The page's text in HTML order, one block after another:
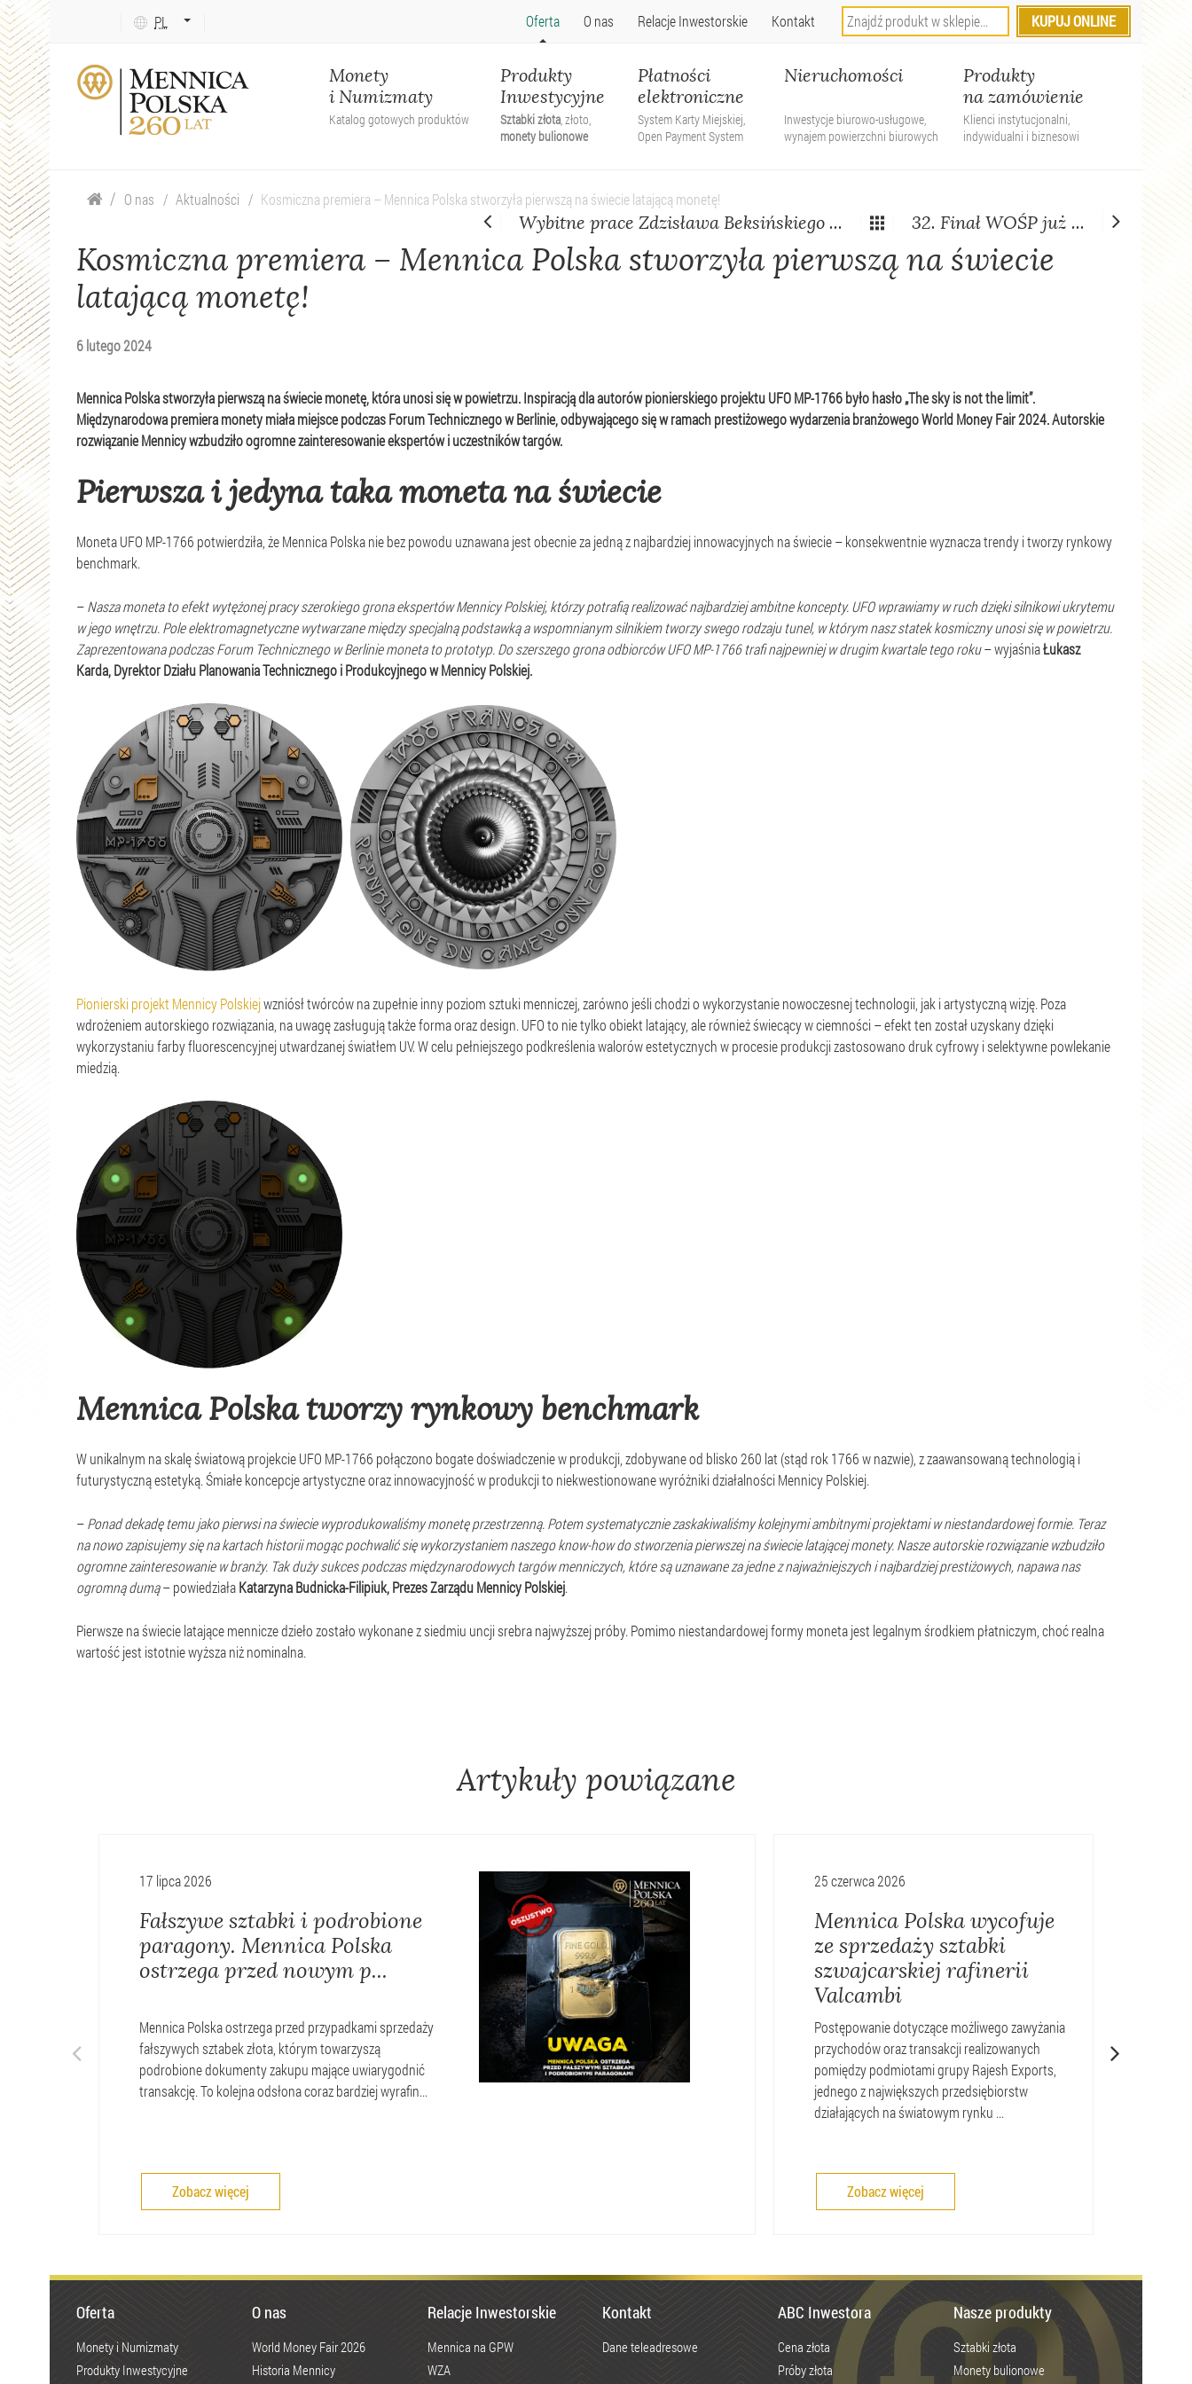
tekstu:PL Oferta
Monety
i Numizmaty
Katalog gotowych produktów
Produkty
Inwestycyjne
Sztabki złota, złoto,
monety bulionowe
Płatności
elektroniczne
System Karty Miejskiej,
Open Payment System
Nieruchomości
Inwestycje biurowo-usługowe,
wynajem powierzchni biurowych
Produkty
na zamówienie
Klienci instytucjonalni,
indywidualni i biznesowi
O nas Relacje Inwestorskie Kontakt
O nas Aktualności Kosmiczna premiera – Mennica Polska stworzyła pierwszą na świecie latającą monetę!
Kosmiczna premiera – Mennica Polska stworzyła pierwszą na świecie
latającą monetę!
6 lutego 2024
Mennica Polska stworzyła pierwszą na świecie monetę, która unosi się w powietrzu. Inspiracją dla autorów pionierskiego projektu UFO MP-1766 było hasło „The sky is not the limit”.
Międzynarodowa premiera monety miała miejsce podczas Forum Technicznego w Berlinie, odbywającego się w ramach prestiżowego wydarzenia branżowego World Money Fair 2024. Autorskie
rozwiązanie Mennicy wzbudziło ogromne zainteresowanie ekspertów i uczestników targów.
Pierwsza i jedyna taka moneta na świecie
Moneta UFO MP-1766 potwierdziła, że Mennica Polska nie bez powodu uznawana jest obecnie za jedną z najbardziej innowacyjnych na świecie – konsekwentnie wyznacza trendy i tworzy rynkowy
benchmark.
–Nasza moneta to efekt wytężonej pracy szerokiego grona ekspertów Mennicy Polskiej, którzy potrafią realizować najbardziej ambitne koncepty. UFO wprawiamy w ruch dzięki silnikowi ukrytemu
w jego wnętrzu. Pole elektromagnetyczne wytwarzane między specjalną podstawką a wspomnianym silnikiem tworzy swego rodzaju tunel, w którym nasz statek kosmiczny unosi się w powietrzu.
Zaprezentowana podczas Forum Technicznego w Berlinie moneta to prototyp. Do szerszego grona odbiorców UFO MP-1766 trafi najpewniej w drugim kwartale tego roku– wyjaśniaŁukasz
Karda, Dyrektor Działu Planowania Technicznego i Produkcyjnego w Mennicy Polskiej.
Pionierski projekt Mennicy Polskiejwzniósł twórców na zupełnie inny poziom sztuki menniczej, zarówno jeśli chodzi o wykorzystanie nowoczesnej technologii, jak i artystyczną wizję. Poza
wdrożeniem autorskiego rozwiązania, na uwagę zasługują także forma oraz design. UFO to nie tylko obiekt latający, ale również świecący w ciemności – efekt ten został uzyskany dzięki
wykorzystaniu farby fluorescencyjnej utwardzanej światłem UV. W celu pełniejszego podkreślenia walorów estetycznych w procesie produkcji zastosowano druk cyfrowy i selektywne powlekanie
miedzią.
Mennica Polska tworzy rynkowy benchmark
W unikalnym na skalę światową projekcie UFO MP-1766 połączono bogate doświadczenie w produkcji, zdobywane od blisko 260 lat (stąd rok 1766 w nazwie), z zaawansowaną technologią i
futurystyczną estetyką. Śmiałe koncepcje artystyczne oraz innowacyjność w produkcji to niekwestionowane wyróżniki działalności Mennicy Polskiej.
–Ponad dekadę temu jako pierwsi na świecie wyprodukowaliśmy monetę przestrzenną. Potem systematycznie zaskakiwaliśmy kolejnymi ambitnymi projektami w niestandardowej formie. Teraz
na nowo zapisujemy się na kartach historii mogąc pochwalić się wykorzystaniem naszego know-how do stworzenia pierwszej na świecie latającej monety. Nasze autorskie rozwiązanie wzbudziło
ogromne zainteresowanie w branży. Tak duży sukces podczas międzynarodowych targów menniczych, które są uznawane za jedne z najważniejszych i najbardziej prestiżowych, napawa nas
ogromną dumą– powiedziałaKatarzyna Budnicka-Filipiuk, Prezes Zarządu Mennicy Polskiej.
Pierwsze na świecie latające mennicze dzieło zostało wykonane z siedmiu uncji srebra najwyższej próby. Pomimo niestandardowej formy moneta jest legalnym środkiem płatniczym, choć realna
wartość jest istotnie wyższa niż nominalna.
Wybitne prace Zdzisława Beksińskiego ... 32. Finał WOŚP już ...
Artykuły powiązane
17 lipca 2026
Fałszywe sztabki i podrobione
paragony. Mennica Polska
ostrzega przed nowym p...
Mennica Polska ostrzega przed przypadkami sprzedaży
fałszywych sztabek złota, którym towarzyszą
podrobione dokumenty zakupu mające uwiarygodnić
transakcję. To kolejna odsłona coraz bardziej wyrafin...
w
metale
szlachetne.
Zobacz więcej
25 czerwca 2026
Mennica Polska wycofuje
ze sprzedaży sztabki
szwajcarskiej rafinerii
Valcambi
Postępowanie dotyczące możliwego zawyżania
przychodów oraz transakcji realizowanych
pomiędzy podmiotami grupy Rajesh Exports,
jednego z największych przedsiębiorstw
działających na światowym rynku ...
grupy
szwajcarską
rafinerię
Valcambi.
Producent
Zobacz więcej
Oferta
Monety i Numizmaty
Produkty Inwestycyjne
O nas
World Money Fair 2026
Historia Mennicy
Relacje Inwestorskie
Mennica na GPW
WZA
Kontakt
Dane teleadresowe
ABC Inwestora
Cena złota
Próby złota
Nasze produkty
Sztabki złota
Monety bulionowe